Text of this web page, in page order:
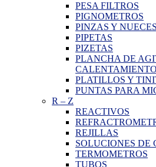
PESA FILTROS
PIGNOMETROS
PINZAS Y NUECES
PIPETAS
PIZETAS
PLANCHA DE
CALENTAMIENTO
PLATILLOS Y
PUNTAS PARA
R – Z
REACTIVOS
REJILLAS
SOLUCIONES DE
TERMOMETROS
TUBOS